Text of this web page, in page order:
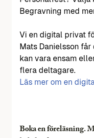
Begravning med
Vi en digital privat
Mats Danielsson
kan vara ensam
flera deltagare.
Läs mer om en
Boka en föreläsning.